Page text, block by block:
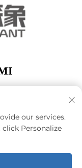
Tiongkok
our services.
Personalize